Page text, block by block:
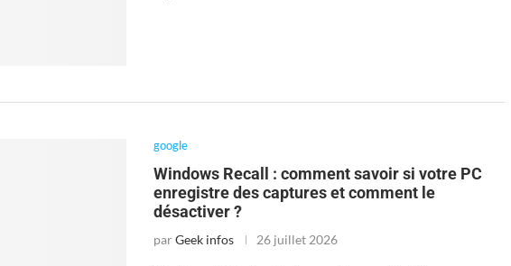
google
Windows Recall : comment savoir si votre PC
enregistre des captures et comment le
désactiver ?
par Geek infos 26 juillet 2026